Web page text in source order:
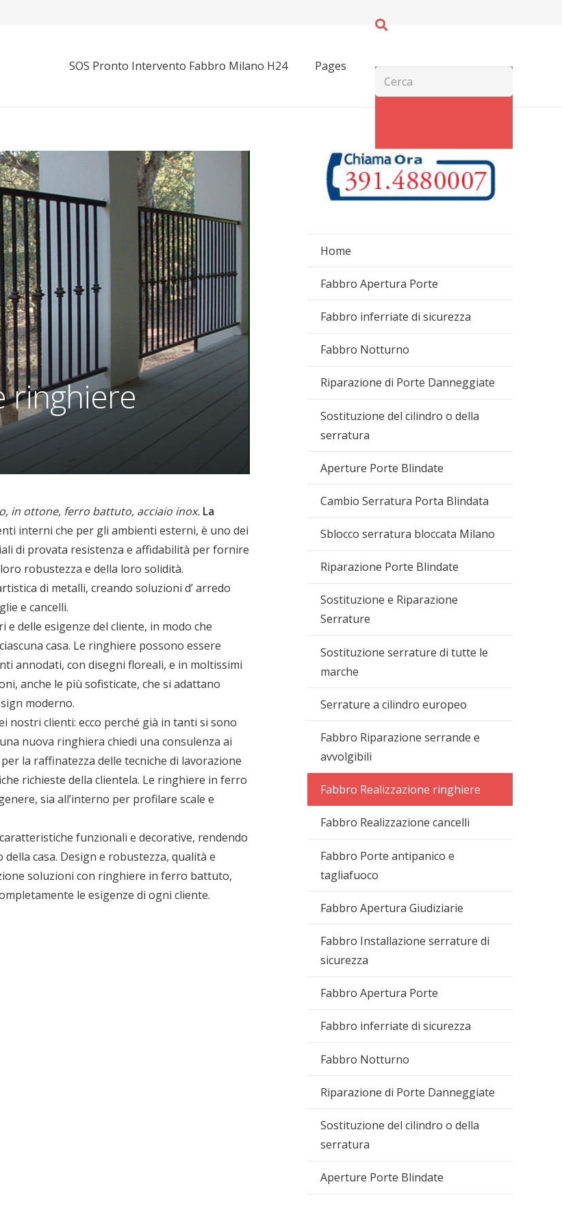
SOS Pronto Intervento Fabbro Milano H24 Pages
ringhiere
in ottone, ferro battuto, acciaio inox. La
interni che per gli ambienti esterni, è uno dei
di provata resistenza e affidabilità per fornire
robustezza e della loro solidità.
di metalli, creando soluzioni d’ arredo
e cancelli.
e delle esigenze del cliente, in modo che
casa. Le ringhiere possono essere
annodati, con disegni floreali, e in moltissimi
anche le più sofisticate, che si adattano
moderno.
nostri clienti: ecco perché già in tanti si sono
nuova ringhiera chiedi una consulenza ai
la raffinatezza delle tecniche di lavorazione
richieste della clientela. Le ringhiere in ferro
sia all’interno per profilare scale e
funzionali e decorative, rendendo
casa. Design e robustezza, qualità e
soluzioni con ringhiere in ferro battuto,
le esigenze di ogni cliente.
Home
Fabbro Apertura Porte
Fabbro inferriate di sicurezza
Fabbro Notturno
Riparazione di Porte Danneggiate
Sostituzione del cilindro o della
serratura
Aperture Porte Blindate
Cambio Serratura Porta Blindata
Sblocco serratura bloccata Milano
Riparazione Porte Blindate
Sostituzione e Riparazione
Serrature
Sostituzione serrature di tutte le
marche
Serrature a cilindro europeo
Fabbro Riparazione serrande e
avvolgibili
Fabbro Realizzazione ringhiere
Fabbro Realizzazione cancelli
Fabbro Porte antipanico e
tagliafuoco
Fabbro Apertura Giudiziarie
Fabbro Installazione serrature di
sicurezza
Fabbro Apertura Porte
Fabbro inferriate di sicurezza
Fabbro Notturno
Riparazione di Porte Danneggiate
Sostituzione del cilindro o della
serratura
Aperture Porte Blindate